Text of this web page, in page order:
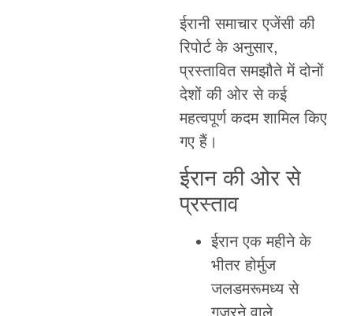
ईरानी समाचार एजेंसी की
रिपोर्ट के अनुसार,
प्रस्तावित समझौते में दोनों
देशों की ओर से कई
महत्वपूर्ण कदम शामिल किए
गए हैं।
ईरान की ओर से
प्रस्ताव
ईरान एक महीने के
भीतर होर्मुज
जलडमरूमध्य से
गुजरने वाले